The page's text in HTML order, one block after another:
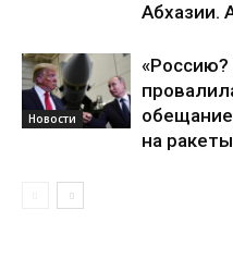
Абхазии.
Новости
«Россию?
на